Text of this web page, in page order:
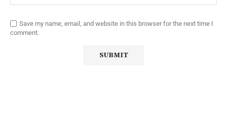
Save my name, email, and website in this browser for the next time I
comment.